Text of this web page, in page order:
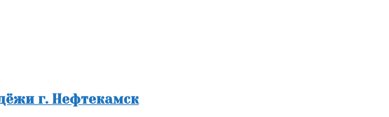
г. Нефтекамск